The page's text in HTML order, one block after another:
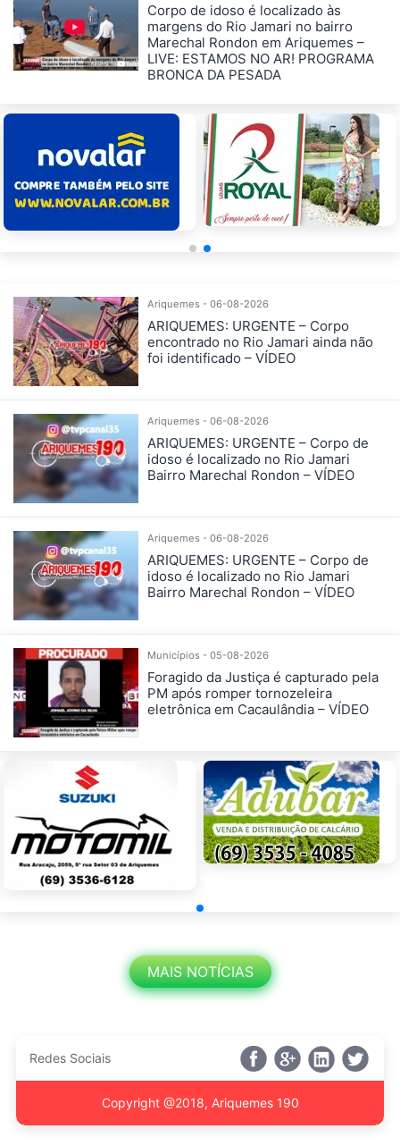
Corpo de idoso é localizado às
margens do Rio Jamari no bairro
Marechal Rondon em Ariquemes –
LIVE: ESTAMOS NO AR! PROGRAMA
BRONCA DA PESADA
Ariquemes - 06-08-2026
ARIQUEMES: URGENTE – Corpo
encontrado no Rio Jamari ainda não
foi identificado – VÍDEO
Ariquemes - 06-08-2026
ARIQUEMES: URGENTE – Corpo de
idoso é localizado no Rio Jamari
Bairro Marechal Rondon – VÍDEO
Ariquemes - 06-08-2026
ARIQUEMES: URGENTE – Corpo de
idoso é localizado no Rio Jamari
Bairro Marechal Rondon – VÍDEO
Municípios - 05-08-2026
Foragido da Justiça é capturado pela
PM após romper tornozeleira
eletrônica em Cacaulândia – VÍDEO
MAIS NOTÍCIAS
Redes Sociais
Copyright @2018, Ariquemes 190